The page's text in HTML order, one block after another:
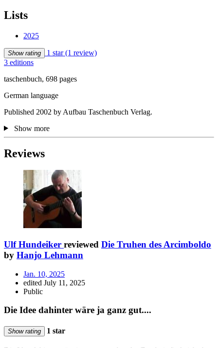
Lists
2025
Show rating 1 star(1 review)
3 editions
taschenbuch, 698 pages
German language
Published 2002 by Aufbau Taschenbuch Verlag.
Show more
Reviews
Ulf Hundeiker reviewed Die Truhen des Arcimboldo
by Hanjo Lehmann
Jan. 10, 2025
edited July 11, 2025
Public
Die Idee dahinter wäre ja ganz gut....
Show rating 1 star